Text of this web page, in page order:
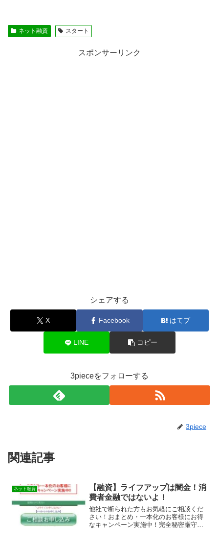
ネット融資 スタート
スポンサーリンク
シェアする
X Facebook はてブ
LINE コピー
3pieceをフォローする
3piece
関連記事
ネット融資
【融資】ライフアップは闇金！消
費者金融ではないよ！
他社で断られた方もお気軽にご相談くだ
さい！おまとめ・一本化のお客様にお得
なキャンペーン実施中！完全秘密厳守お